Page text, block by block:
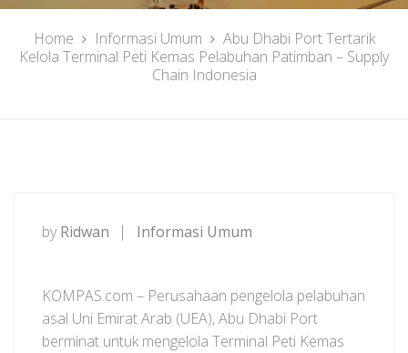
Home Informasi Umum
Abu Dhabi Port Tertarik
Kelola Terminal Peti Kemas Pelabuhan Patimban – Supply
Chain Indonesia
by Ridwan Informasi Umum
KOMPAS.com – Perusahaan pengelola pelabuhan
asal Uni Emirat Arab (UEA), Abu Dhabi Port
berminat untuk mengelola Terminal Peti Kemas